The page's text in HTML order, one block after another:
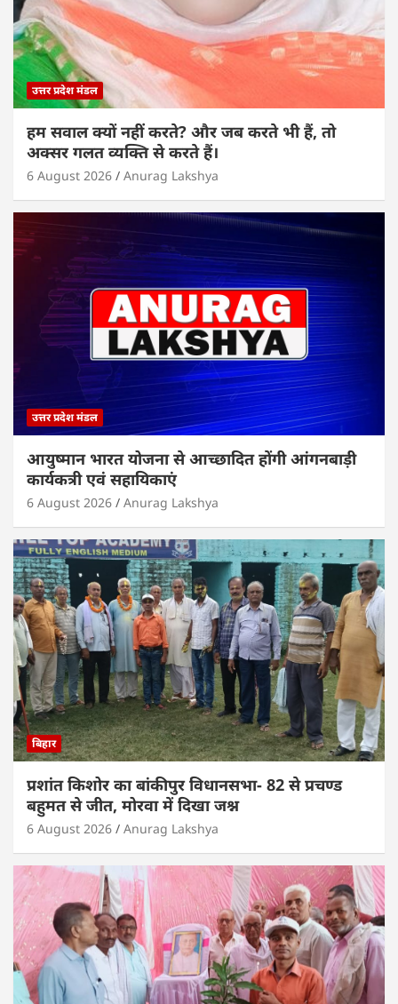
उत्तर प्रदेश मंडल
हम सवाल क्यों नहीं करते? और जब करते भी हैं, तो
अक्सर गलत व्यक्ति से करते हैं।
6 August 2026 Anurag Lakshya
उत्तर प्रदेश मंडल
आयुष्मान भारत योजना से आच्छादित होंगी आंगनबाड़ी
कार्यकत्री एवं सहायिकाएं
6 August 2026 Anurag Lakshya
बिहार
प्रशांत किशोर का बांकीपुर विधानसभा- 82 से प्रचण्ड
बहुमत से जीत, मोरवा में दिखा जश्न
6 August 2026 Anurag Lakshya